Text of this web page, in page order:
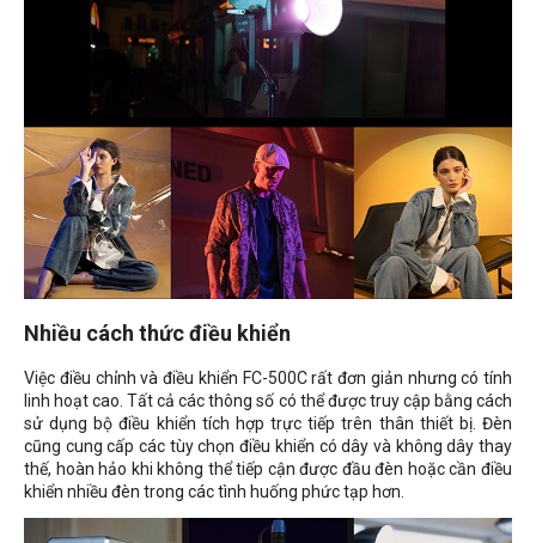
Nhiều cách thức điều khiển
Việc điều chỉnh và điều khiển FC-500C rất đơn giản nhưng có tính
linh hoạt cao. Tất cả các thông số có thể được truy cập bằng cách
sử dụng bộ điều khiển tích hợp trực tiếp trên thân thiết bị. Đèn
cũng cung cấp các tùy chọn điều khiển có dây và không dây thay
thế, hoàn hảo khi không thể tiếp cận được đầu đèn hoặc cần điều
khiển nhiều đèn trong các tình huống phức tạp hơn.